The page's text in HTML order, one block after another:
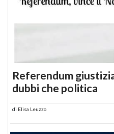
Referendum
dubbi che politica
di Elisa Leuzzo